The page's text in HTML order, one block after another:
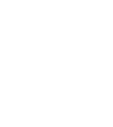
einer Ablehnung womöglich